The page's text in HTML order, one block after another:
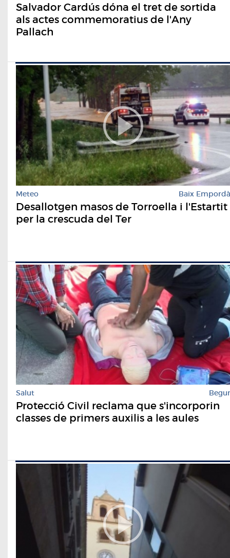
Salvador Cardús dóna el tret de sortida
als actes commemoratius de l'Any
Pallach
Meteo Baix Empordà
Desallotgen masos de Torroella i l'Estartit
per la crescuda del Ter
Salut Begur
Protecció Civil reclama que s'incorporin
classes de primers auxilis a les aules